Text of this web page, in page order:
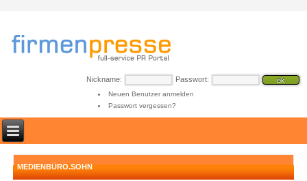
Nickname: Passwort:
Neuen Benutzer anmelden
Passwort vergessen?
MEDIENBÜRO.SOHN